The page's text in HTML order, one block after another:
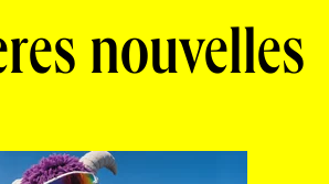
nouvelles